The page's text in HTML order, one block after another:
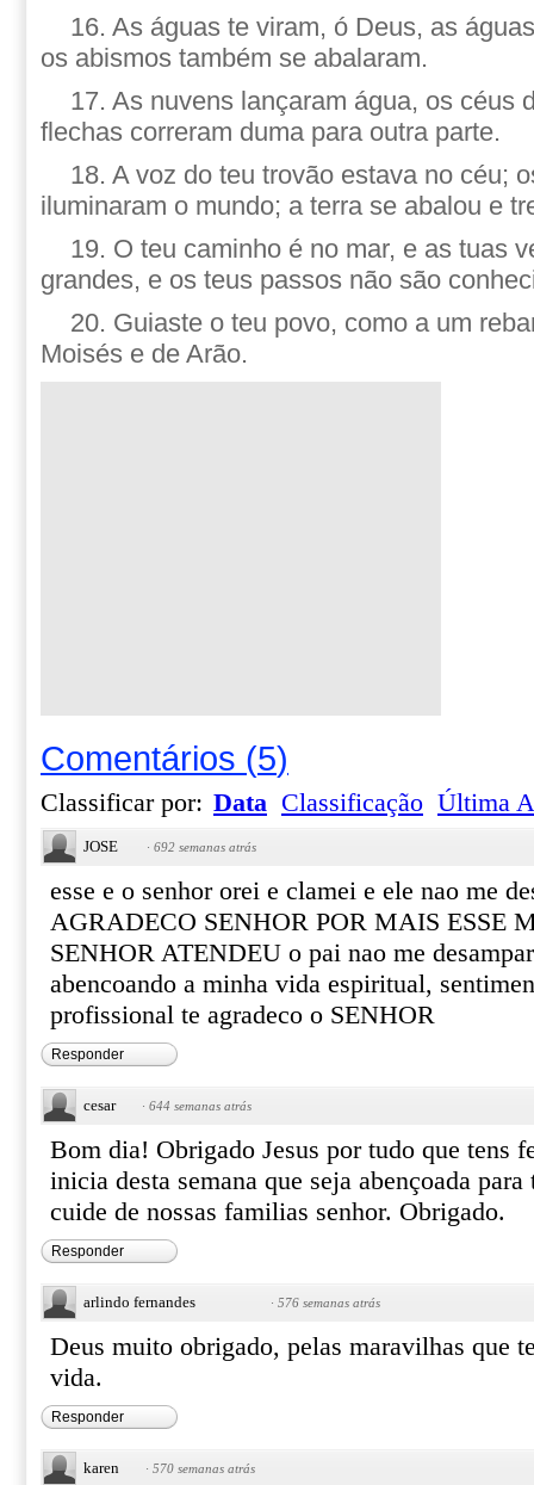
16. As águas te viram, ó Deus, as
os abismos também se abalaram.
17. As nuvens lançaram água, os céus
flechas correram duma para outra parte.
18. A voz do teu trovão estava no céu;
iluminaram o mundo; a terra se abalou e
19. O teu caminho é no mar, e as tuas
grandes, e os teus passos não são
20. Guiaste o teu povo, como a um
Moisés e de Arão.
Comentários (5)
Classificar por: Data Classificação Última
JOSE · 692 semanas atrás
esse e o senhor orei e clamei e ele nao me
AGRADECO SENHOR POR MAIS ESSE
SENHOR ATENDEU o pai nao me
abencoando a minha vida espiritual,
profissional te agradeco o SENHOR
Responder
cesar · 644 semanas atrás
Bom dia! Obrigado Jesus por tudo que tens
inicia desta semana que seja abençoada
cuide de nossas familias senhor. Obrigado.
Responder
arlindo fernandes · 576 semanas atrás
Deus muito obrigado, pelas maravilhas que
vida.
Responder
karen · 570 semanas atrás